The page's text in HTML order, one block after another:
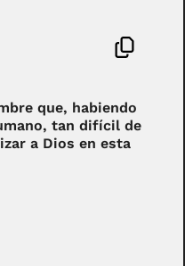
que, habiendo
tan difícil de
a Dios en esta